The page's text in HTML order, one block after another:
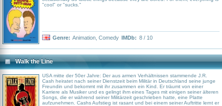
"cool" or "sucks."
Genre: Animation Comedy IMDb: 8 / 10
Walk the Line
USA mitte der 50er Jahre: Der aus armen Verhältnissen stammende J.R.
Cash heiratet nach seiner Dienstzeit beim Militär in Deutschland seine junge
Freundin und bekommt mit ihr zusammen ein Kind. Er träumt von einer
Karriere als Musiker und es gelingt ihm eines Tages mit einigen seiner älteren
Songs, die er während seiner Militärzeit geschrieben hatte, eine Platte
aufzunehmen. Cashs Aufstieg ist rasant und bei einem seiner Auftritte lernt er